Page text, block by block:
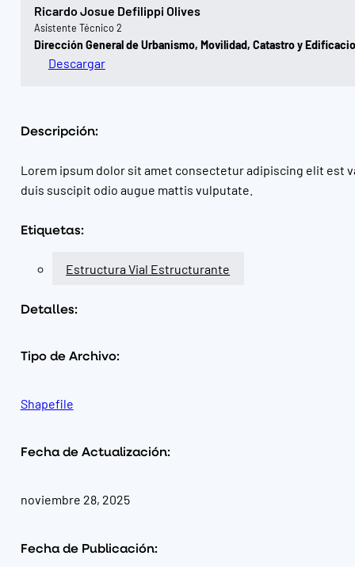
Ricardo Josue Defilippi Olives
Asistente Técnico 2
Dirección General de Urbanismo, Movilidad, Catastro y
Descargar
Descripción:
Lorem ipsum dolor sit amet consectetur adipiscing elit est
duis suscipit odio augue mattis vulputate.
Etiquetas:
Estructura Vial Estructurante
Detalles:
Tipo de Archivo:
Shapefile
Fecha de Actualización:
noviembre 28, 2025
Fecha de Publicación: